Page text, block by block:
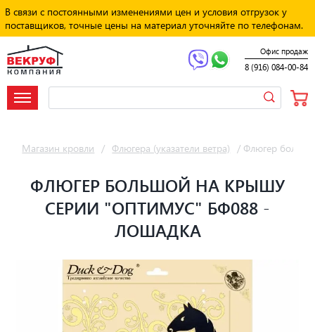
В связи с постоянными изменениями цен и условия отгрузок у
поставщиков, точные цены на материал уточняйте по телефонам.
Офис продаж
8 (916) 084-00-84
Магазин кровли / Флюгера (указатели ветра) / Флюгер
ФЛЮГЕР БОЛЬШОЙ НА КРЫШУ
СЕРИИ "ОПТИМУС" БФ088 -
ЛОШАДКА